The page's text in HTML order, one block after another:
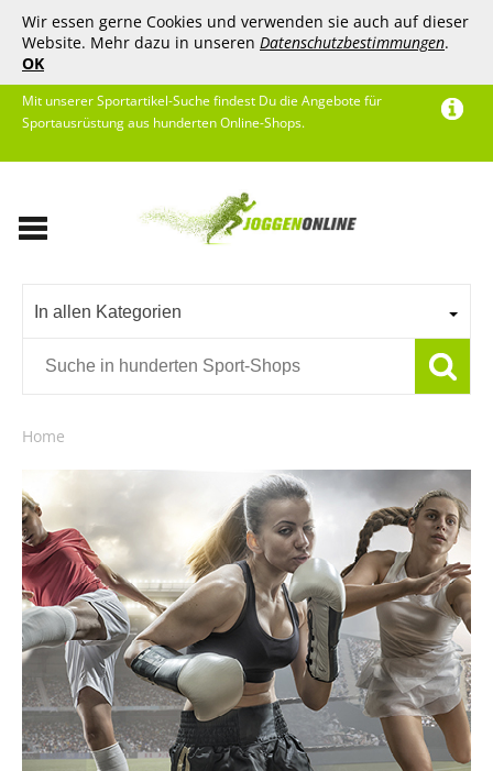
Wir essen gerne Cookies und verwenden sie auch auf dieser
Website. Mehr dazu in unseren Datenschutzbestimmungen.
OK
Mit unserer Sportartikel-Suche findest Du die Angebote für
Sportausrüstung aus hunderten Online-Shops.
In allen Kategorien
Home